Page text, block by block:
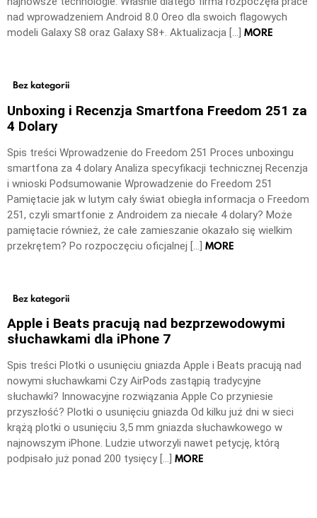
nad wprowadzeniem Android 8.0 Oreo dla swoich flagowych
modeli Galaxy S8 oraz Galaxy S8+. Aktualizacja […] MORE
Bez kategorii
Unboxing i Recenzja Smartfona Freedom 251 za
4 Dolary
Spis treści Wprowadzenie do Freedom 251 Proces unboxingu
smartfona za 4 dolary Analiza specyfikacji technicznej Recenzja
i wnioski Podsumowanie Wprowadzenie do Freedom 251
Pamiętacie jak w lutym cały świat obiegła informacja o Freedom
251, czyli smartfonie z Androidem za niecałe 4 dolary? Może
pamiętacie również, że całe zamieszanie okazało się wielkim
przekrętem? Po rozpoczęciu oficjalnej […] MORE
Bez kategorii
Apple i Beats pracują nad bezprzewodowymi
słuchawkami dla iPhone 7
Spis treści Plotki o usunięciu gniazda Apple i Beats pracują nad
nowymi słuchawkami Czy AirPods zastąpią tradycyjne
słuchawki? Innowacyjne rozwiązania Apple Co przyniesie
przyszłość? Plotki o usunięciu gniazda Od kilku już dni w sieci
krążą plotki o usunięciu 3,5 mm gniazda słuchawkowego w
najnowszym iPhone. Ludzie utworzyli nawet petycję, którą
podpisało już ponad 200 tysięcy […] MORE